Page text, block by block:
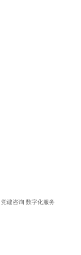
党建咨询 数字化服务